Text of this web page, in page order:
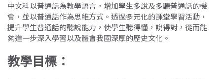
中文科以普通話為教學語言，增加學生多說及多聽普通話的機
會，並以普通話作為思維方式。透過多元化的課堂學習活動，
提升學生普通話的聽說能力，使學生聽得懂，說得對，從而能
夠進一步深入學習以及體會我國深厚的歷史文化。
教學目標 ：